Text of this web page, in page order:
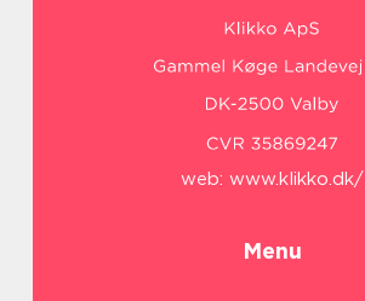
web: www.klikko.dk/
Menu